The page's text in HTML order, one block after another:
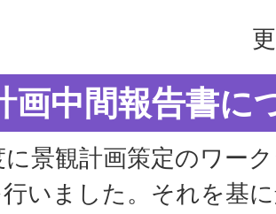
画中間報告書に
に景観計画策定のワー
いました。それを基